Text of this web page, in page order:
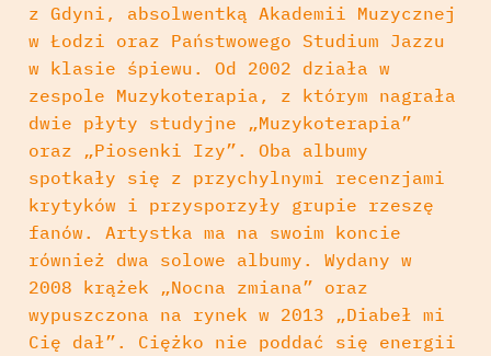
z Gdyni, absolwentką Akademii Muzycznej
w Łodzi oraz Państwowego Studium Jazzu
w klasie śpiewu. Od 2002 działa w
zespole Muzykoterapia, z którym nagrała
dwie płyty studyjne „Muzykoterapia”
oraz „Piosenki Izy”. Oba albumy
spotkały się z przychylnymi recenzjami
krytyków i przysporzyły grupie rzeszę
fanów. Artystka ma na swoim koncie
również dwa solowe albumy. Wydany w
2008 krążek „Nocna zmiana” oraz
wypuszczona na rynek w 2013 „Diabeł mi
Cię dał”. Ciężko nie poddać się energii